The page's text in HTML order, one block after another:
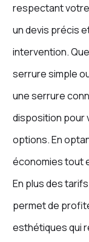
respectant
un devis précis
intervention.
serrure simple
une serrure
disposition pour
options. En
économies tout
En plus des
permet de
esthétiques qui